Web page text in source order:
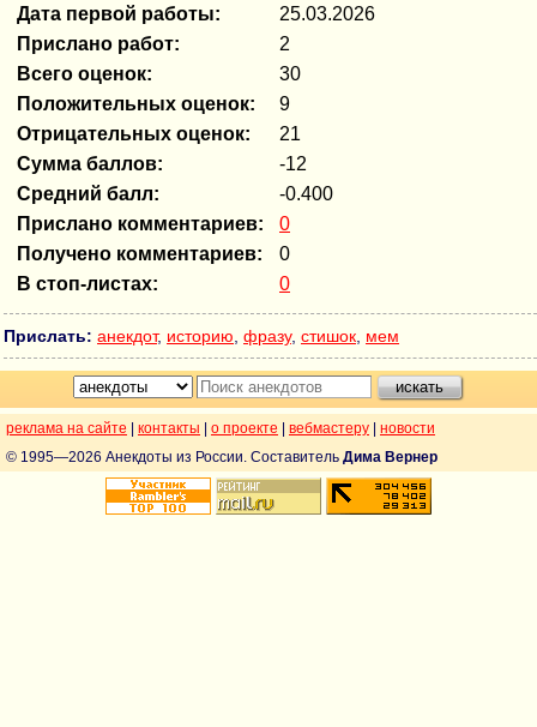
Дата первой работы:
25.03.2026
Прислано работ:
2
Всего оценок:
30
Положительных оценок:
9
Отрицательных оценок:
21
Сумма баллов:
-12
Средний балл:
-0.400
Прислано комментариев:
0
Получено комментариев:
0
В стоп-листах:
0
Прислать: анекдот, историю фразу, стишок мем
реклама на сайте контакты о проекте вебмастеру
новости
© 1995—2026 Анекдоты из России. Составитель Дима Вернер